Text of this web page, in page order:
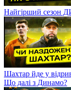
Найгірший сезон
Шахтар йде у
Що далі з Динамо?